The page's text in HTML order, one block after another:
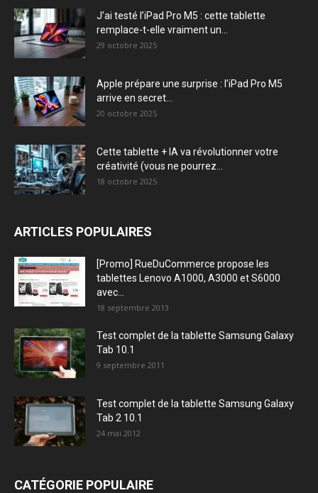
J’ai testé l’iPad Pro M5 : cette tablette
remplace-t-elle vraiment un...
29 octobre 2025
Apple prépare une surprise : l’iPad Pro M5
arrive en secret...
20 octobre 2025
Cette tablette + IA va révolutionner votre
créativité (vous ne pourrez...
18 octobre 2025
ARTICLES POPULAIRES
[Promo] RueDuCommerce propose les
tablettes Lenovo A1000, A3000 et S6000
avec...
18 septembre 2013
Test complet de la tablette Samsung Galaxy
Tab 10.1
9 septembre 2011
Test complet de la tablette Samsung Galaxy
Tab 2 10.1
24 mai 2012
CATÉGORIE POPULAIRE